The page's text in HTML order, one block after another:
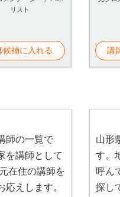
リスト
候補に入れる 講
師の一覧で
を講師として
在住の講師を
えします。
山形
す。
呼ん
探し